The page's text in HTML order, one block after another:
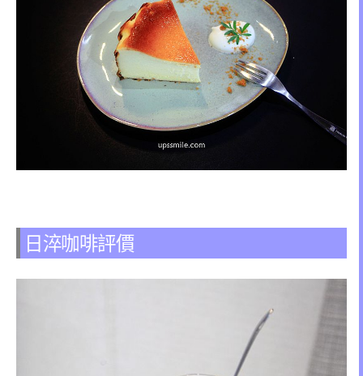
日淬咖啡評價